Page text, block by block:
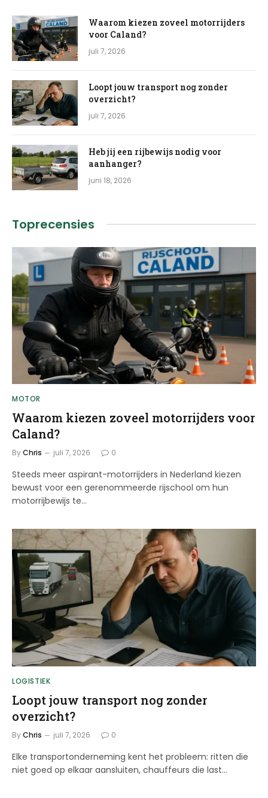
Waarom kiezen zoveel motorrijders
voor Caland?
juli 7, 2026
Loopt jouw transport nog zonder
overzicht?
juli 7, 2026
Heb jij een rijbewijs nodig voor
aanhanger?
juni 18, 2026
Toprecensies
MOTOR
Waarom kiezen zoveel motorrijders voor
Caland?
ByChris juli 7, 2026 0
Steeds meer aspirant-motorrijders in Nederland kiezen
bewust voor een gerenommeerde rijschool om hun
motorrijbewijs te…
LOGISTIEK
Loopt jouw transport nog zonder
overzicht?
ByChris juli 7, 2026 0
Elke transportonderneming kent het probleem: ritten die
niet goed op elkaar aansluiten, chauffeurs die last…